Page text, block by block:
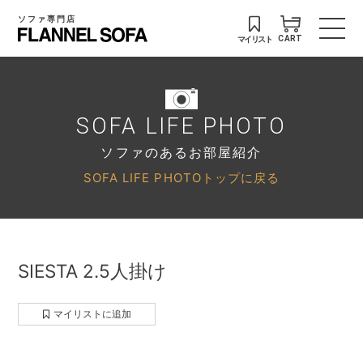
ソファ専門店
マイリスト CART
SOFA LIFE PHOTO
ソファのあるお部屋紹介
SOFA LIFE PHOTOトップに戻る
SIESTA 2.5人掛け
マイリストに追加